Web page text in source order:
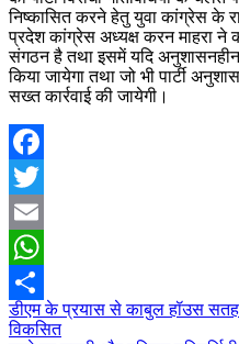
निष्कासित करने हेतु युवा कांग्रेस के
प्रदेश कांग्रेस अध्यक्ष करन माहरा ने
संगठन है तथा इसमें यदि
किया जायेगा तथा जो भी पार्टी
सख्त कार्रवाई की जायेगी।
Facebook
Twitter
Email
WhatsApp
Share
Post
डीएम के प्रयास से काबुल हॉउस सतह
विकसित